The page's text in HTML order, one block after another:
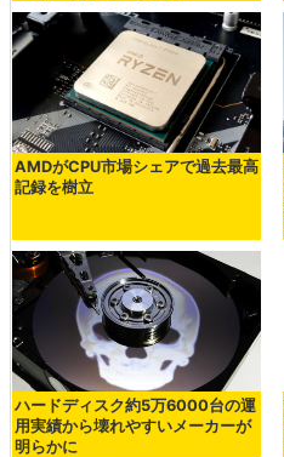
AMDがCPU市場シェアで過去最高
記録を樹立
ハードディスク約5万6000台の運
用実績から壊れやすいメーカーが
明らかに